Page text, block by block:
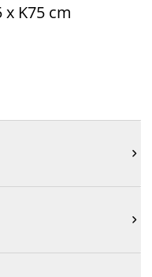
K75 cm

